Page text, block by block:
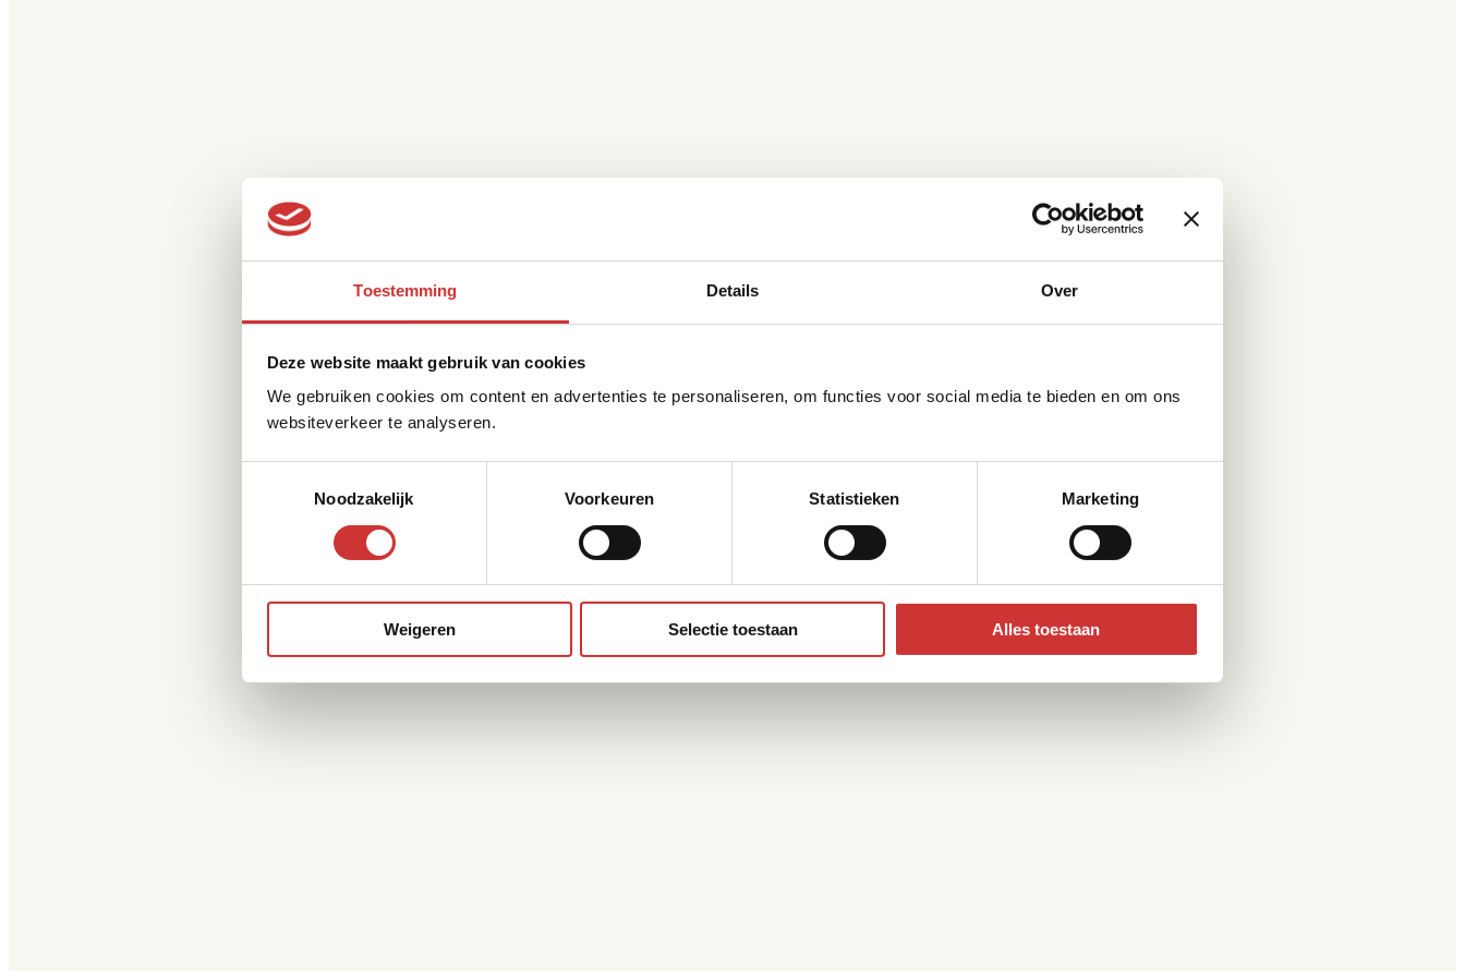
Toestemming Details Over
Deze website maakt gebruik van cookies
We gebruiken cookies om content en advertenties te personaliseren, om functies voor social media te bieden en om ons
websiteverkeer te analyseren.
Noodzakelijk
Voorkeuren Statistieken Marketing
Weigeren Selectie toestaan Alles toestaan